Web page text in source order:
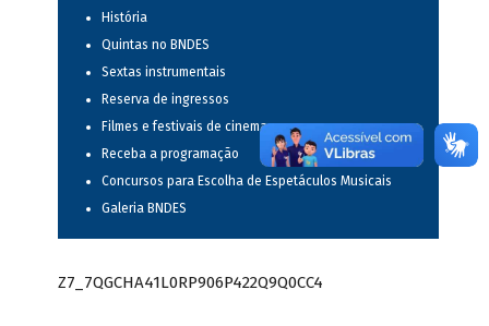
História
Quintas no BNDES
Sextas instrumentais
Reserva de ingressos
Filmes e festivais de cinema
Receba a programação
Concursos para Escolha de Espetáculos Musicais
Galeria BNDES
Z7_7QGCHA41L0RP906P422Q9Q0CC4